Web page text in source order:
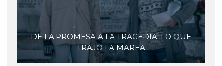
DE LA PROMESA A LA TRAGEDIA: LO QUE
TRAJO LA MAREA